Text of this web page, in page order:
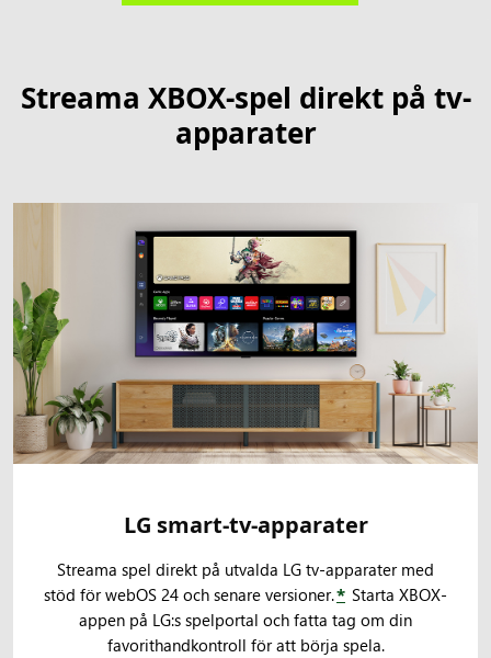
Streama XBOX-spel direkt på tv-
apparater
LG smart-tv-apparater
Streama spel direkt på utvalda LG tv-apparater med
stöd för webOS 24 och senare versioner.* Starta XBOX-
appen på LG:s spelportal och fatta tag om din
favorithandkontroll för att börja spela.